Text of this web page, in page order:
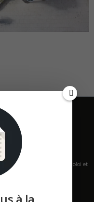
sur les marchés B2B, emploi et
la construction Hors Site.
site.com
à la